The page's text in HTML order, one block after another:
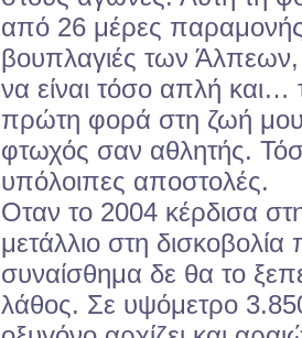
από 26 μέρες παραμονής
βουπλαγιές των
να είναι τόσο απλή
πρώτη φορά στη ζωή
φτωχός σαν αθλητής.
υπόλοιπες αποστολές.
Οταν το 2004 κέρδισα
μετάλλιο στη δισκοβολία
συναίσθημα δε θα το
λάθος. Σε υψόμετρο